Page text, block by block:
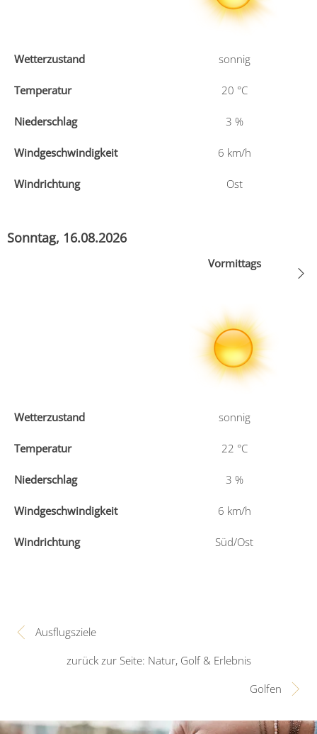
Wetterzustand sonnig
Temperatur 20 °C
Niederschlag 3 %
Windgeschwindigkeit 6 km/h
Windrichtung Ost
Sonntag, 16.08.2026
Vormittags
Wetterzustand sonnig
Temperatur 22 °C
Niederschlag 3 %
Windgeschwindigkeit 6 km/h
Windrichtung Süd/Ost
Ausflugsziele
zurück zur Seite: Natur, Golf & Erlebnis
Golfen